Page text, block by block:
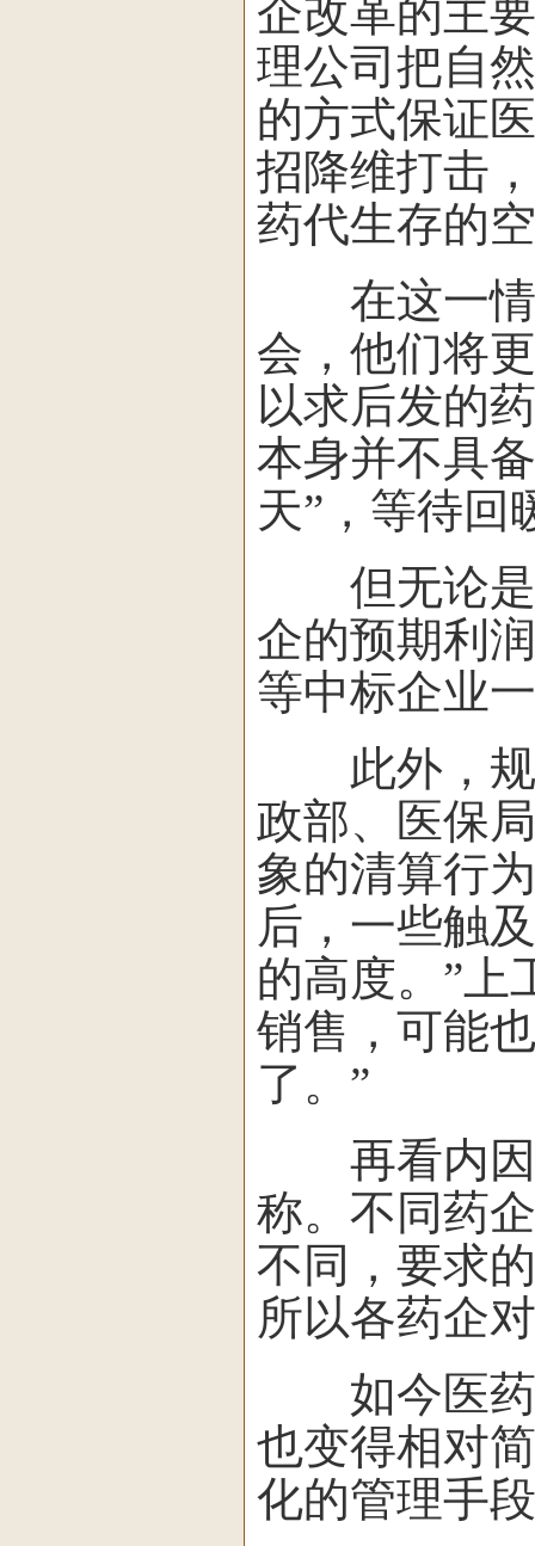
企改革的主
理公司把自
的方式保证
招降维打击
药代生存的
在这一情
会，他们将
以求后发的
本身并不具
天”，等待回
但无论是
企的预期利
等中标企业
此外，规
政部、医保
象的清算行
后，一些触
的高度。”上
销售，可能
了。”
再看内因
称。不同药
不同，要求
所以各药企
如今医药
也变得相对
化的管理手